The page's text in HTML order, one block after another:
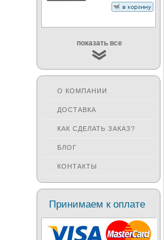
показать все
О КОМПАНИИ
ДОСТАВКА
КАК СДЕЛАТЬ ЗАКАЗ?
БЛОГ
КОНТАКТЫ
Принимаем к оплате